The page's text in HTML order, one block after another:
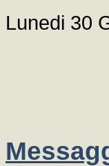
Lunedi 30